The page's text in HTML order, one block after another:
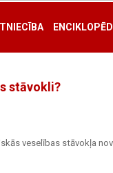
stāvokli?
veselības stāvokļa